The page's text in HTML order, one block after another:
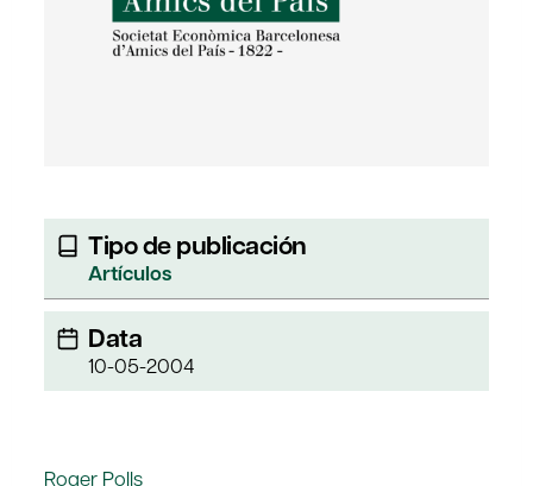
Tipo de publicación
Artículos
Data
10-05-2004
Roger Polls